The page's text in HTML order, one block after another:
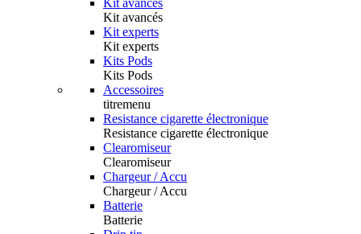
Kit avancés
Kit avancés
Kit experts
Kit experts
Kits Pods
Kits Pods
Accessoires
titremenu
Resistance cigarette électronique
Resistance cigarette électronique
Clearomiseur
Clearomiseur
Chargeur / Accu
Chargeur / Accu
Batterie
Batterie